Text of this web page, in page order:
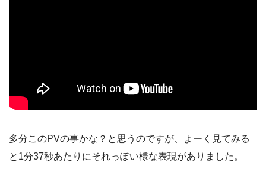
多分このPVの事かな？と思うのですが、よーく見てみる
と1分37秒あたりにそれっぽい様な表現がありました。